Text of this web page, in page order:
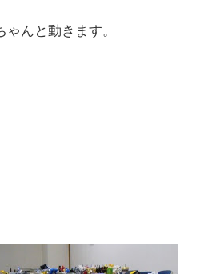
んと動きます。